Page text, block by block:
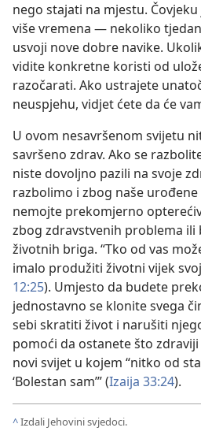
nego stajati na mjestu.
više vremena — nekoliko
usvoji nove dobre navike.
vidite konkretne koristi od
razočarati. Ako ustrajete
neuspjehu, vidjet ćete da će
U ovom nesavršenom svijetu
savršeno zdrav. Ako se
niste dovoljno pazili na svoje
razbolimo i zbog naše
nemojte prekomjerno
zbog zdravstvenih problema
životnih briga. “Tko od vas
imalo produžiti životni vijek
12:25). Umjesto da budete
jednostavno se klonite svega
sebi skratiti život i narušiti
pomoći da ostanete što
novi svijet u kojem “nitko od
‘Bolestan sam’” (Izaija 33:24).
^Izdali Jehovini svjedoci.